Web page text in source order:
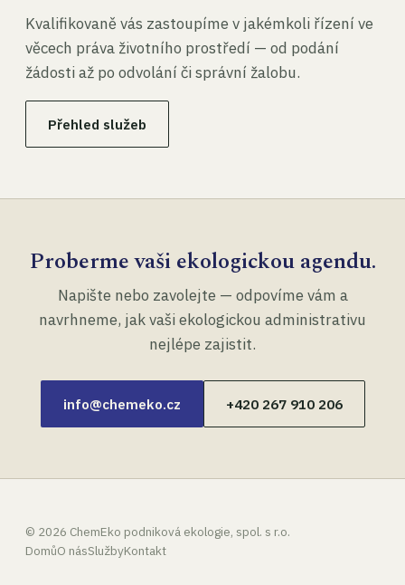
Kvalifikovaně vás zastoupíme v jakémkoli řízení ve
věcech práva životního prostředí — od podání
žádosti až po odvolání či správní žalobu.
Přehled služeb
Proberme vaši ekologickou agendu.
Napište nebo zavolejte — odpovíme vám a
navrhneme, jak vaši ekologickou administrativu
nejlépe zajistit.
info@chemeko.cz +420 267 910 206
© 2026 ChemEko podniková ekologie, spol. s r.o.
DomůO násSlužbyKontakt